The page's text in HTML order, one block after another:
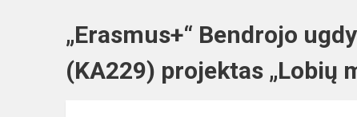
„Erasmus+“ Bendrojo
(KA229) projektas